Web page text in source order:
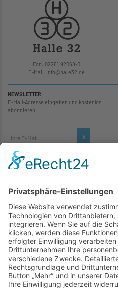
Fon: 02261 92068-0
E-Mail: info@halle32.de
NEWSLETTER
E-Mail-Adresse eingeben und kostenlos
abonnieren
SOCIAL MEDIA
Besuchen Sie uns auch hier: